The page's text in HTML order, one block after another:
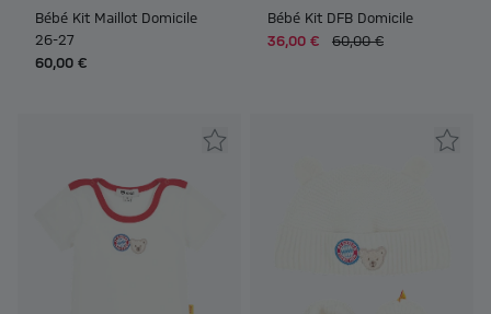
Bébé Kit Maillot Domicile
26-27
60,00 €
Bébé Kit DFB Domicile
36,00 €
60,00 €